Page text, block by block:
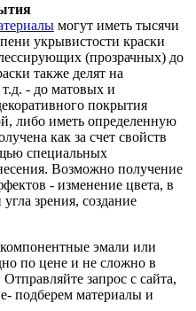
могут иметь тысячи
укрывистости краски
(прозрачных) до
также делят на
- до матовых и
покрытия
либо иметь определенную
как за счет свойств
специальных
Возможно получение
- изменение цвета, в
зрения, создание
эмали или
по цене и не сложно в
запрос с сайта,
подберем материалы и